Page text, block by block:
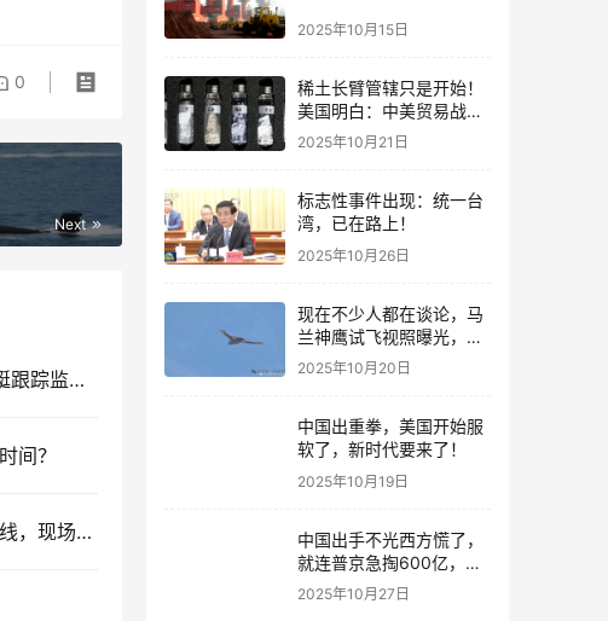
0
Next
美媒爆料：055大驱“南昌”舰遭到美国无人艇跟踪监视！
间？
巴基斯坦总统来中国，点名要看看成飞生产线，现场竖起了大拇指
2025年10月15日
稀土长臂管辖只是开始！
美国明白：中美贸易战，
中国开启战略反攻
2025年10月21日
标志性事件出现：统一台
湾，已在路上！
2025年10月26日
现在不少人都在谈论，马
兰神鹰试飞视照曝光，无
人“水分子”成了
2025年10月20日
中国出重拳，美国开始服
软了，新时代要来了！
2025年10月19日
中国出手不光西方慌了，
就连普京急掏600亿，誓
要摆脱稀土依赖
2025年10月27日